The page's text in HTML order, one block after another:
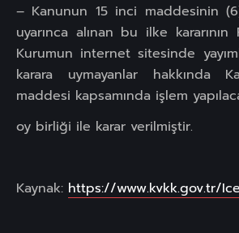
– Kanunun 15 inci maddesinin (6)
uyarınca alınan bu ilke
Kurumun internet sitesinde
karara uymayanlar hakkında
maddesi kapsamında işlem
oy birliği ile karar verilmiştir.
Kaynak: https://www.kvkk.gov.tr/